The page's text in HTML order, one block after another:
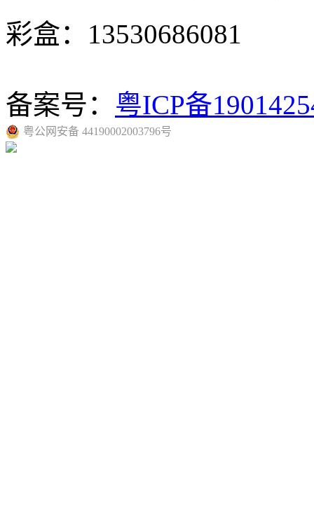
彩盒：13530686081
备案号： 粤ICP备
粤公网安备 44190002003796号